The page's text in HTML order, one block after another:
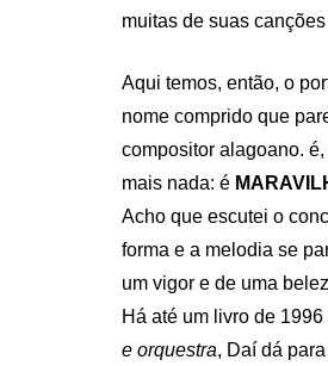
muitas de suas
Aqui temos, então, o
nome comprido que
compositor alagoano.
mais nada: é
Acho que escutei o
forma e a melodia se
um vigor e de uma
Há até um livro de
e orquestra, Daí dá